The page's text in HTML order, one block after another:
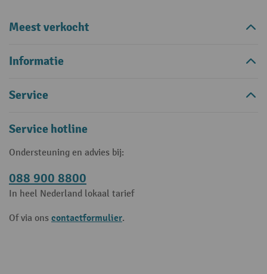
Meest verkocht
Informatie
Service
Service hotline
Ondersteuning en advies bij:
088 900 8800
In heel Nederland lokaal tarief
Of via ons contactformulier.